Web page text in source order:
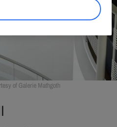
of Galerie Mathgoth